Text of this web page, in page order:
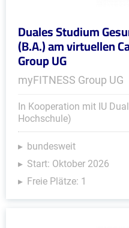
Duales Studium
(B.A.) am virtuellen
Group UG
myFITNESS Group UG
In Kooperation mit IU
Hochschule)
bundesweit
Start: Oktober 2026
Freie Plätze: 1